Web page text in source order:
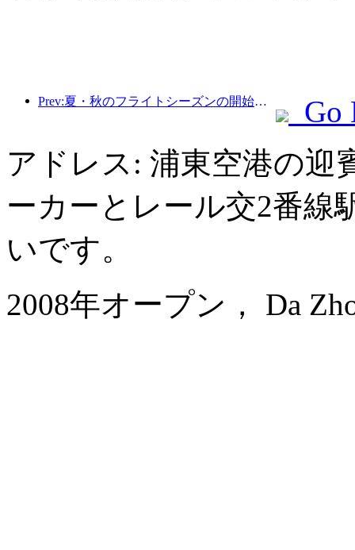
Prev:夏・秋のフライトシーズンの開始に伴い、海南島の3つの空港では新たに41の就航地が追加されました。
Go
アドレス: 浦東空港の迎
ーカーとレール交2番線
いです。
2008年オープン， Da